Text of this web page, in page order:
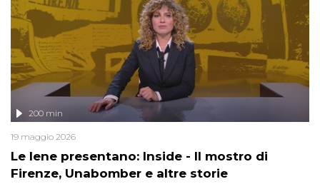
Le Iene presentano: Inside - Il mostro di
Firenze, Unabomber e altre storie
200 min
19 maggio 2026